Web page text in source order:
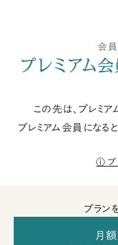
会
プレミアム
この先は、プレミ
プレミアム会員になる
プ
プラン
月